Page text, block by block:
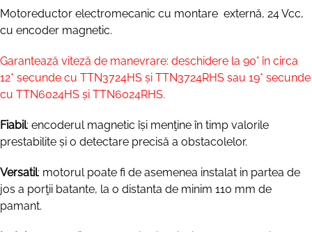
Motoreductor electromecanic cu montare externă, 24 Vcc,
cu encoder magnetic.
Garantează viteză de manevrare: deschidere la 90° în circa
12* secunde cu TTN3724HS și TTN3724RHS sau 19* secunde
cu TTN6024HS și TTN6024RHS.
Fiabil: encoderul magnetic își menţine în timp valorile
prestabilite și o detectare precisă a obstacolelor.
Versatil: motorul poate fi de asemenea instalat in partea de
jos a porţii batante, la o distanta de minim 110 mm de
pamant.